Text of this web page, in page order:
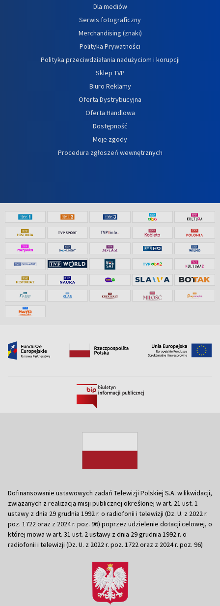
Dla mediów
Serwis fotograficzny
Merchandising (znaki)
Polityka Prywatności
Polityka przeciwdziałania nadużyciom i korupcji
Sklep TVP
Biuro Reklamy
Oferta Dystrybucyjna
Oferta Handlowa
Dostępność
Moje zgody
Procedura zgłoszeń wewnętrznych
Dofinansowanie ustawowych zadań Telewizji Polskiej S.A. w likwidacji,
związanych z realizacją misji publicznej określonej w art. 21 ust. 1
ustawy z dnia 29 grudnia 1992 r. o radiofonii i telewizji (Dz. U. z 2022 r.
poz. 1722 oraz z 2024 r. poz. 96) poprzez udzielenie dotacji celowej, o
której mowa w art. 31 ust. 2 ustawy z dnia 29 grudnia 1992 r. o
radiofonii i telewizji (Dz. U. z 2022 r. poz. 1722 oraz z 2024 r. poz. 96)